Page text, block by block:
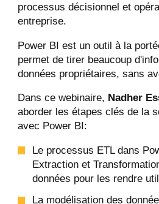
processus décisionnel et
entreprise.
Power BI est un outil à la
permet de tirer beaucoup
données propriétaires, sans
Dans ce webinaire, Nadher
aborder les étapes clés de la
avec Power BI:
Le processus ETL dans
Extraction et
données pour les rendre
La modélisation des